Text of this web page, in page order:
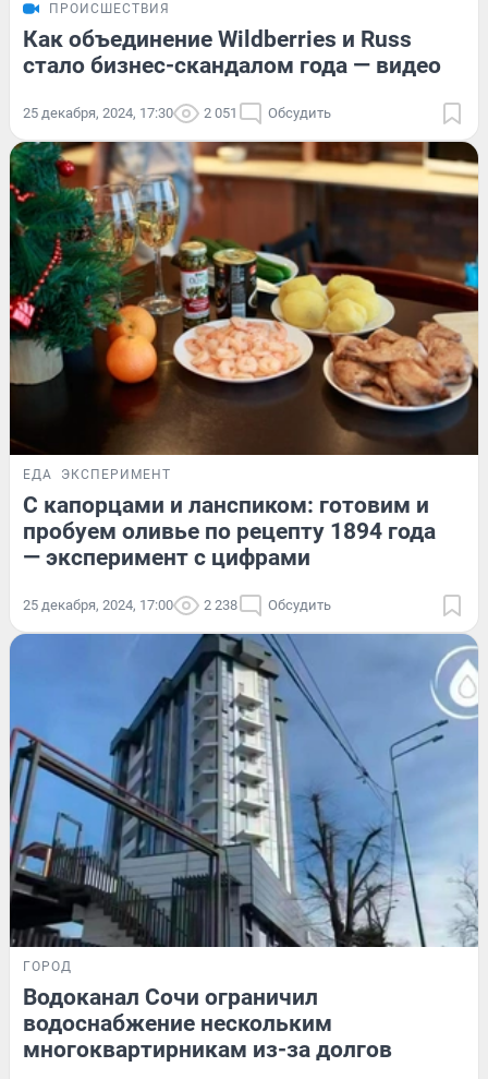
ПРОИСШЕСТВИЯ
Как объединение Wildberries и Russ
стало бизнес-скандалом года — видео
25 декабря, 2024, 17:30 2 051 Обсудить
ЕДА ЭКСПЕРИМЕНТ
С капорцами и ланспиком: готовим и
пробуем оливье по рецепту 1894 года
— эксперимент с цифрами
25 декабря, 2024, 17:00 2 238 Обсудить
ГОРОД
Водоканал Сочи ограничил
водоснабжение нескольким
многоквартирникам из-за долгов